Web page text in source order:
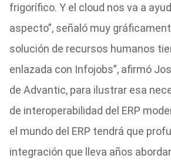
frigorífico. Y el cloud nos va a
aspecto”, señaló muy
solución de recursos humanos
enlazada con Infojobs”, afirmó
de Advantic, para ilustrar esa
de interoperabilidad del ERP
el mundo del ERP tendrá que
integración que lleva años